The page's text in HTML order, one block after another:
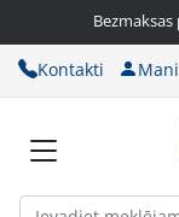
Kontakti